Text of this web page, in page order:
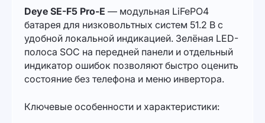
Deye SE-F5 Pro-E — модульная LiFePO4
батарея для низковольтных систем 51.2 В с
удобной локальной индикацией. Зелёная LED-
полоса SOC на передней панели и отдельный
индикатор ошибок позволяют быстро оценить
состояние без телефона и меню инвертора.
Ключевые особенности и характеристики: